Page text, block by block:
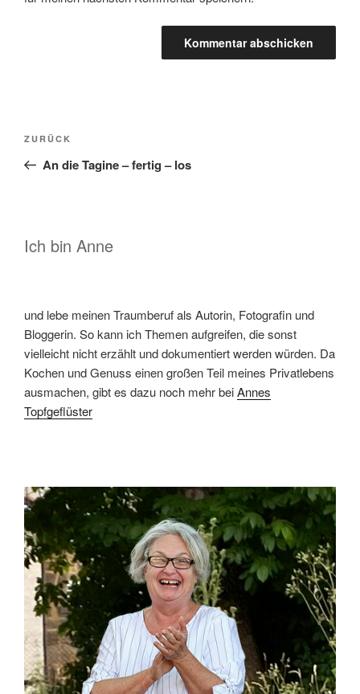
Beitragsnavigation
Vorheriger
Beitrag
ZURÜCK
An die Tagine – fertig – los
Ich bin Anne
und lebe meinen Traumberuf als Autorin, Fotografin und
Bloggerin. So kann ich Themen aufgreifen, die sonst
vielleicht nicht erzählt und dokumentiert werden würden. Da
Kochen und Genuss einen großen Teil meines Privatlebens
ausmachen, gibt es dazu noch mehr beiAnnes
Topfgeflüster